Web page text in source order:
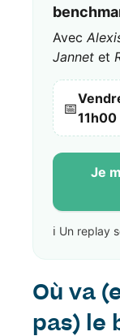
Avec
Jannet et
📅
11h00
Je
ℹ️ Un replay
Où va
pas) le